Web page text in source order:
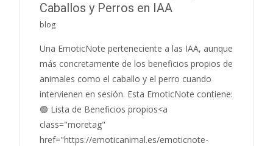
Caballos y Perros en IAA
blog
Una EmoticNote perteneciente a las IAA, aunque
más concretamente de los beneficios propios de
animales como el caballo y el perro cuando
intervienen en sesión. Esta EmoticNote contiene:
🟢 Lista de Beneficios propios<a
class="moretag"
href="https://emoticanimal.es/emoticnote-